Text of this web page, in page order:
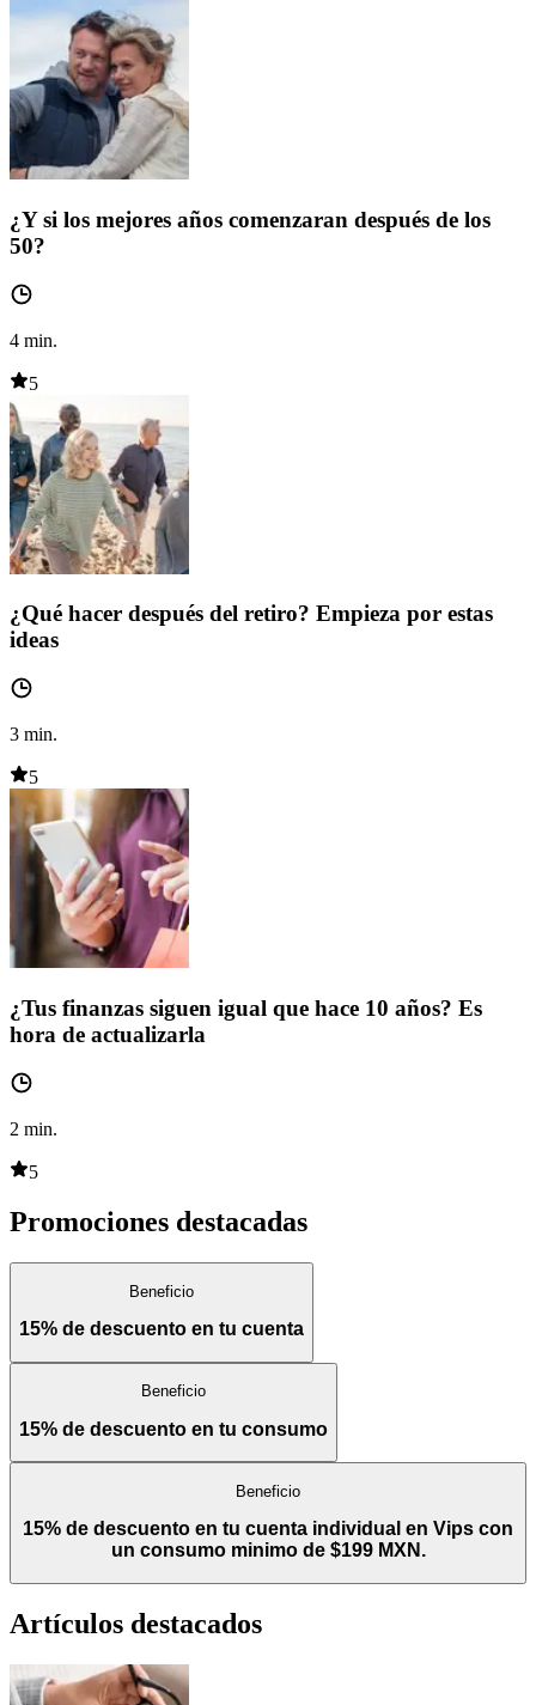
¿Y si los mejores años comenzaran después de los
50?
4 min.
5
¿Qué hacer después del retiro? Empieza por estas
ideas
3 min.
5
¿Tus finanzas siguen igual que hace 10 años? Es
hora de actualizarla
2 min.
5
Promociones destacadas
Beneficio
15% de descuento en tu cuenta
Beneficio
15% de descuento en tu consumo
Beneficio
15% de descuento en tu cuenta individual en Vips con
un consumo minimo de $199 MXN.
Artículos destacados